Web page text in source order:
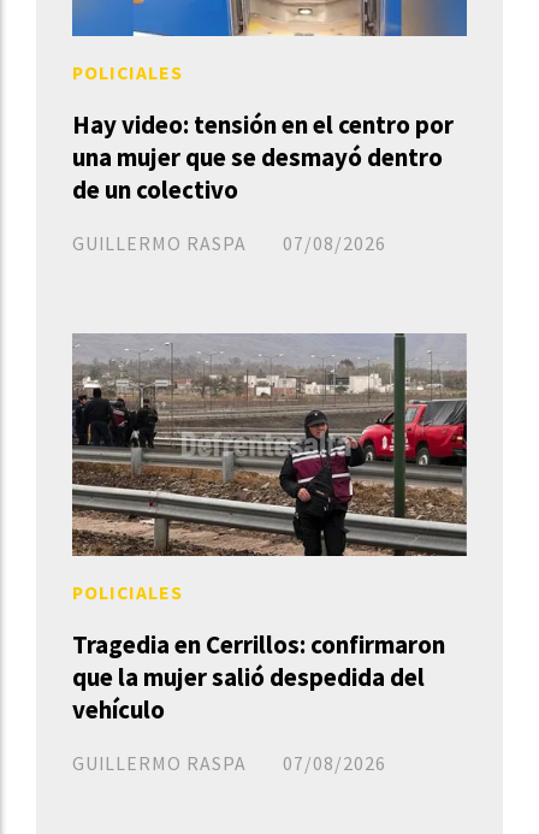
Hay video: tensión en el centro por
una mujer que se desmayó dentro
de un colectivo
GUILLERMO RASPA
POLICIALES
07/08/2026
Tragedia en Cerrillos: confirmaron
que la mujer salió despedida del
vehículo
GUILLERMO RASPA
POLICIALES
07/08/2026